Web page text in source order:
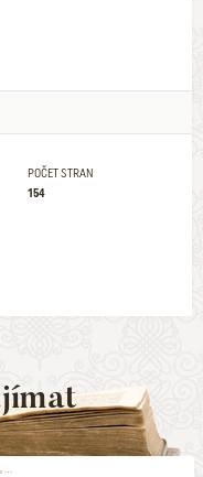
POČET STRAN
154